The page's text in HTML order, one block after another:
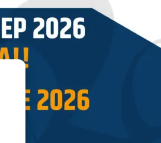
verdadera importancia
no haber concurrido algún
toda vez que omite un
cuando se haya decidido